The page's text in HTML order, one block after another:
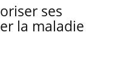
ses
la maladie